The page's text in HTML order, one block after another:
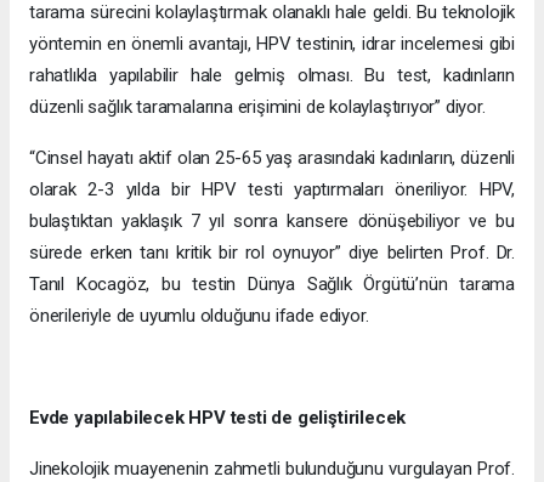
tarama sürecini kolaylaştırmak olanaklı hale geldi. Bu teknolojik
yöntemin en önemli avantajı, HPV testinin, idrar incelemesi gibi
rahatlıkla yapılabilir hale gelmiş olması. Bu test, kadınların
düzenli sağlık taramalarına erişimini de kolaylaştırıyor” diyor.
“Cinsel hayatı aktif olan 25-65 yaş arasındaki kadınların, düzenli
olarak 2-3 yılda bir HPV testi yaptırmaları öneriliyor. HPV,
bulaştıktan yaklaşık 7 yıl sonra kansere dönüşebiliyor ve bu
sürede erken tanı kritik bir rol oynuyor” diye belirten Prof. Dr.
Tanıl Kocagöz, bu testin Dünya Sağlık Örgütü’nün tarama
önerileriyle de uyumlu olduğunu ifade ediyor.
Evde yapılabilecek HPV testi de geliştirilecek
Jinekolojik muayenenin zahmetli bulunduğunu vurgulayan Prof.